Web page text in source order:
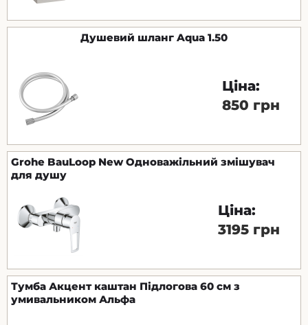
Душевий шланг Aqua 1.50
Ціна:
850 грн
Grohe BauLoop New Одноважільний змішувач
для душу
Ціна:
3195 грн
Тумба Акцент каштан Підлогова 60 см з
умивальником Альфа